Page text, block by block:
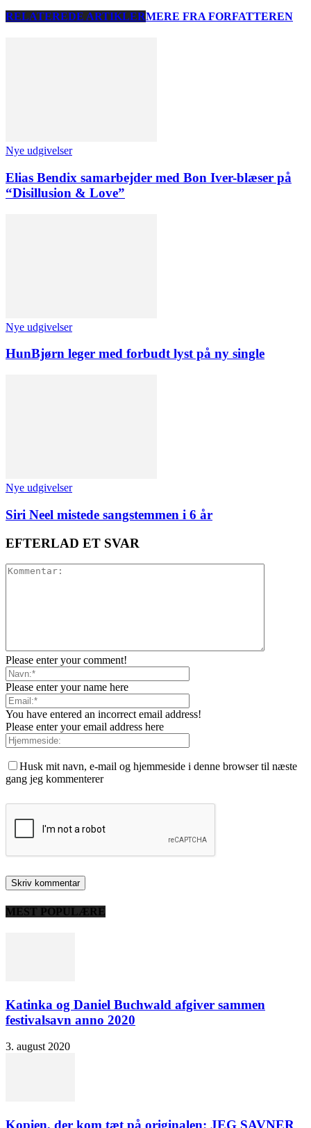
RELATEREDE ARTIKLERMERE FRA FORFATTEREN
Nye udgivelser
Elias Bendix samarbejder med Bon Iver-blæser på
“Disillusion & Love”
Nye udgivelser
HunBjørn leger med forbudt lyst på ny single
Nye udgivelser
Siri Neel mistede sangstemmen i 6 år
EFTERLAD ET SVAR
Please enter your comment!
Please enter your name here
You have entered an incorrect email address!
Please enter your email address here
Husk mit navn, e-mail og hjemmeside i denne browser til næste
gang jeg kommenterer
MEST POPULÆRE
Katinka og Daniel Buchwald afgiver sammen
festivalsavn anno 2020
3. august 2020
Kopien, der kom tæt på originalen: JEG SAVNER